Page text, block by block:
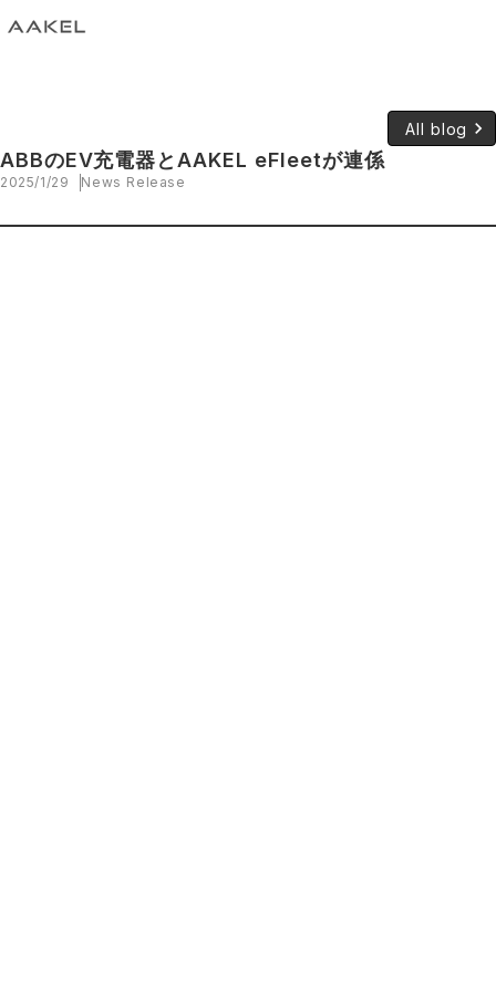
All blog keyboard_arrow_right
ABBのEV充電器とAAKEL eFleetが連係
2025/1/29 News Release